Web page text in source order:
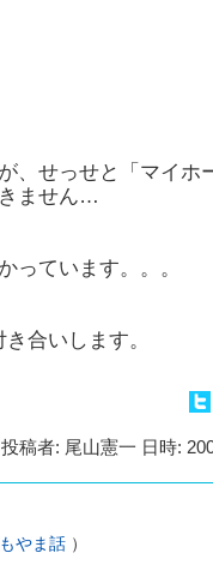
、せっせと「マイホ
ません…
っています。。。
合いします。
投稿者: 尾山憲一 日時:
やま話 ）